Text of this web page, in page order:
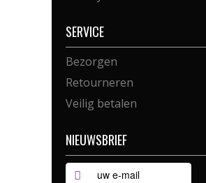
SERVICE
Bezorgen
Retourneren
Veilig betalen
NIEUWSBRIEF